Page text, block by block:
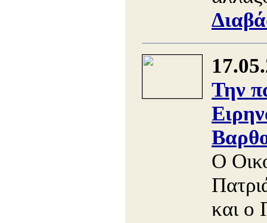
Την
Ο
και ο